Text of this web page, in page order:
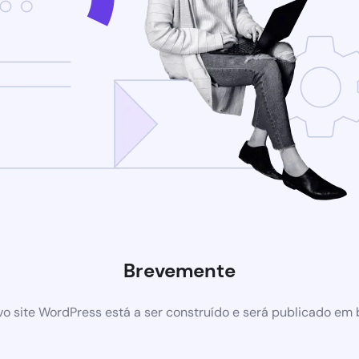
Brevemente
site WordPress está a ser construído e será publicado em